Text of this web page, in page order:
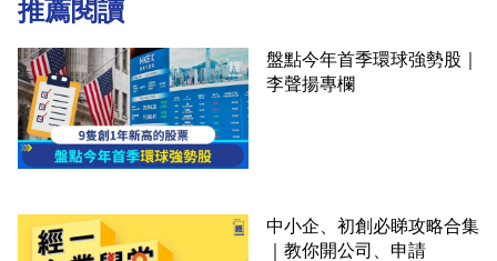
推薦閱讀
盤點今年首季環球強勢股｜
李聲揚專欄
中小企、初創必睇攻略合集
｜教你開公司、申請